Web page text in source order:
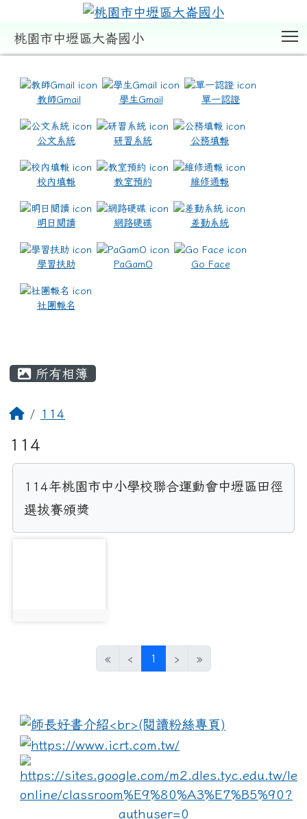
桃園市中壢區大崙國小
教師Gmail 學生Gmail 單一認證
公文系統 研習系統 公務填報
校內填報 教室預約 維修通報
明日閱讀 網路硬碟 差勤系統
學習扶助 PaGamO Go Face
社團報名
所有相簿
114
114
114年桃園市中小學校聯合運動會中壢區田徑
選拔賽頒獎
« ‹ 1 (current)
› »
link to https://